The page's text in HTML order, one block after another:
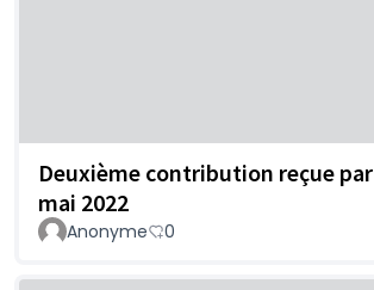
Deuxième contribution reçue
mai 2022
Anonyme 0